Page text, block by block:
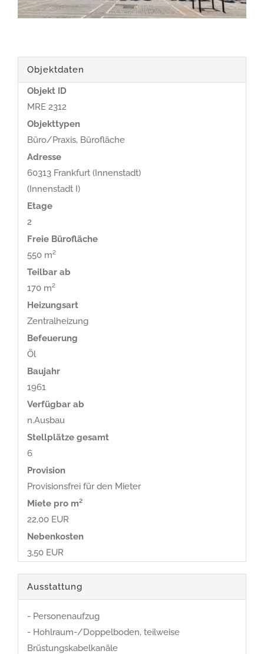
Objektdaten
Objekt ID
MRE 2312
Objekttypen
Büro/Praxis, Bürofläche
Adresse
60313 Frankfurt (Innenstadt)
(Innenstadt I)
Etage
2
Freie Bürofläche
550 m²
Teilbar ab
170 m²
Heizungsart
Zentralheizung
Befeuerung
Öl
Baujahr
1961
Verfügbar ab
n.Ausbau
Stellplätze gesamt
6
Provision
Provisionsfrei für den Mieter
Miete pro m²
22,00 EUR
Nebenkosten
3,50 EUR
Ausstattung
- Personenaufzug
- Hohlraum-/Doppelboden, teilweise
Brüstungskabelkanäle